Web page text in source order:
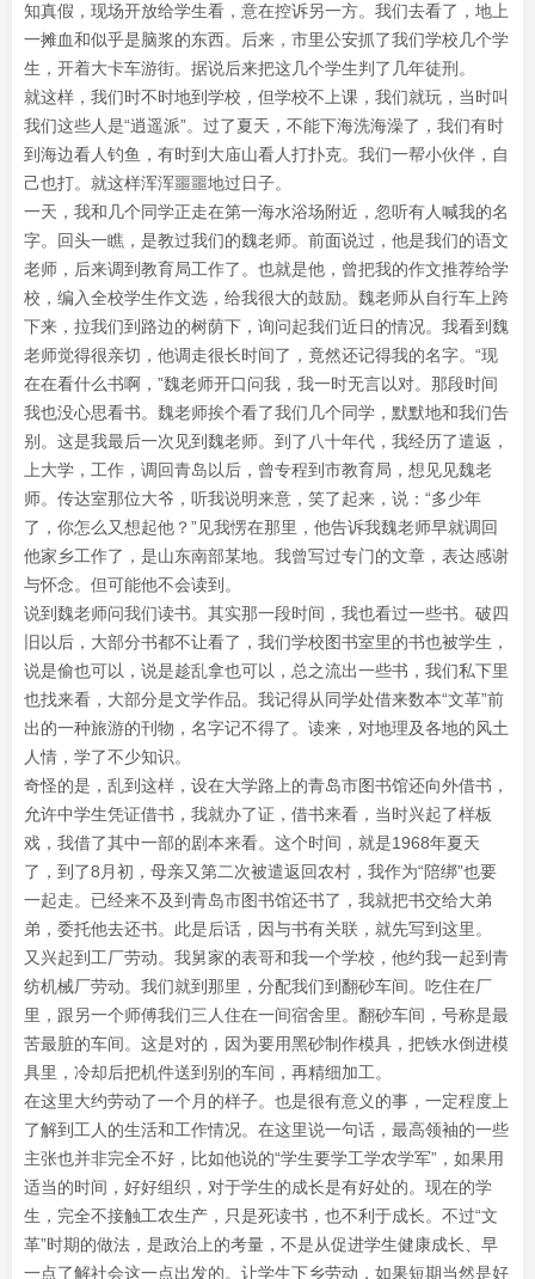
知真假，现场开放给学生看，意在控诉另一方。我们去看了，地上
一摊血和似乎是脑浆的东西。后来，市里公安抓了我们学校几个学
生，开着大卡车游街。据说后来把这几个学生判了几年徒刑。
就这样，我们时不时地到学校，但学校不上课，我们就玩，当时叫
我们这些人是“逍遥派”。过了夏天，不能下海洗海澡了，我们有时
到海边看人钓鱼，有时到大庙山看人打扑克。我们一帮小伙伴，自
己也打。就这样浑浑噩噩地过日子。
一天，我和几个同学正走在第一海水浴场附近，忽听有人喊我的名
字。回头一瞧，是教过我们的魏老师。前面说过，他是我们的语文
老师，后来调到教育局工作了。也就是他，曾把我的作文推荐给学
校，编入全校学生作文选，给我很大的鼓励。魏老师从自行车上跨
下来，拉我们到路边的树荫下，询问起我们近日的情况。我看到魏
老师觉得很亲切，他调走很长时间了，竟然还记得我的名字。“现
在在看什么书啊，”魏老师开口问我，我一时无言以对。那段时间
我也没心思看书。魏老师挨个看了我们几个同学，默默地和我们告
别。这是我最后一次见到魏老师。到了八十年代，我经历了遣返，
上大学，工作，调回青岛以后，曾专程到市教育局，想见见魏老
师。传达室那位大爷，听我说明来意，笑了起来，说：“多少年
了，你怎么又想起他？”见我愣在那里，他告诉我魏老师早就调回
他家乡工作了，是山东南部某地。我曾写过专门的文章，表达感谢
与怀念。但可能他不会读到。
说到魏老师问我们读书。其实那一段时间，我也看过一些书。破四
旧以后，大部分书都不让看了，我们学校图书室里的书也被学生，
说是偷也可以，说是趁乱拿也可以，总之流出一些书，我们私下里
也找来看，大部分是文学作品。我记得从同学处借来数本“文革”前
出的一种旅游的刊物，名字记不得了。读来，对地理及各地的风土
人情，学了不少知识。
奇怪的是，乱到这样，设在大学路上的青岛市图书馆还向外借书，
允许中学生凭证借书，我就办了证，借书来看，当时兴起了样板
戏，我借了其中一部的剧本来看。这个时间，就是1968年夏天
了，到了8月初，母亲又第二次被遣返回农村，我作为“陪绑”也要
一起走。已经来不及到青岛市图书馆还书了，我就把书交给大弟
弟，委托他去还书。此是后话，因与书有关联，就先写到这里。
又兴起到工厂劳动。我舅家的表哥和我一个学校，他约我一起到青
纺机械厂劳动。我们就到那里，分配我们到翻砂车间。吃住在厂
里，跟另一个师傅我们三人住在一间宿舍里。翻砂车间，号称是最
苦最脏的车间。这是对的，因为要用黑砂制作模具，把铁水倒进模
具里，冷却后把机件送到别的车间，再精细加工。
在这里大约劳动了一个月的样子。也是很有意义的事，一定程度上
了解到工人的生活和工作情况。在这里说一句话，最高领袖的一些
主张也并非完全不好，比如他说的“学生要学工学农学军”，如果用
适当的时间，好好组织，对于学生的成长是有好处的。现在的学
生，完全不接触工农生产，只是死读书，也不利于成长。不过“文
革”时期的做法，是政治上的考量，不是从促进学生健康成长、早
一点了解社会这一点出发的。让学生下乡劳动，如果短期当然是好